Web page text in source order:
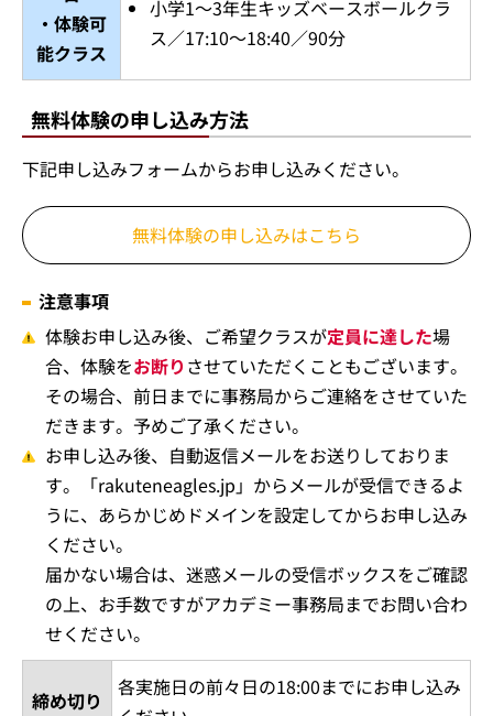
・体験可
能クラス
小学1～3年生キッズベースボールクラ
ス／17:10～18:40／90分
無料体験の申し込み方法
下記申し込みフォームからお申し込みください。
無料体験の申し込みはこちら
注意事項
体験お申し込み後、ご希望クラスが定員に達した場
合、体験をお断り させていただくこともございます。
その場合、前日までに事務局からご連絡をさせていた
だきます。予めご了承ください。
お申し込み後、自動返信メールをお送りしておりま
す。「rakuteneagles.jp」からメールが受信できるよ
うに、あらかじめドメインを設定してからお申し込み
ください。
届かない場合は、迷惑メールの受信ボックスをご確認
の上、お手数ですがアカデミー事務局までお問い合わ
せください。
締め切り
各実施日の前々日の18:00までにお申し込み